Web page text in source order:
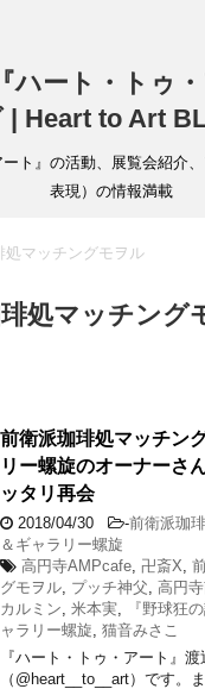
ハート・トゥ
| Heart to Art
ート』の活動、展覧会紹介
表現）の情報満載
処マッチングモヲル
琲処マッチング
前衛派珈琲処マッチン
リー螺旋のオーナーさ
ッタリ再会
2018/04/30 -前衛派珈
＆ギャラリー螺旋
高円寺AMPcafe 卍斎X
グモヲル プッチ神父 高円
カルミン 米本実 『野球狂
ャラリー螺旋 猫音みさこ
『ハート・トゥ・アート』渡
（@heart__to__art）です。